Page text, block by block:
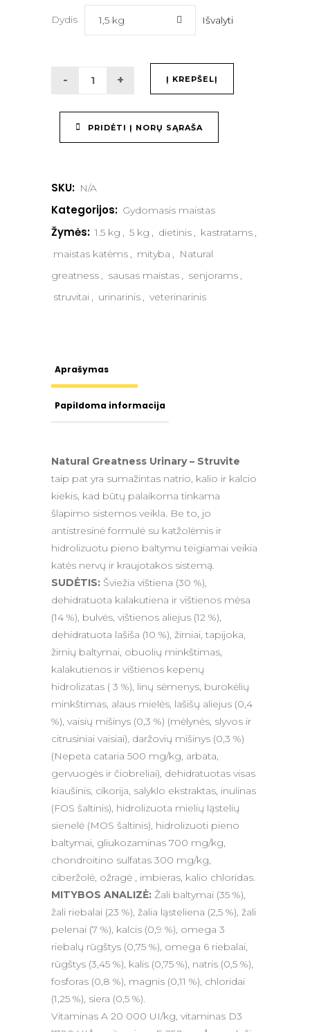
Dydis 1,5 kg Išvalyti
Į KREPŠELĮ
PRIDĖTI Į NORŲ SĄRAŠA
SKU: N/A
Kategorijos: Gydomasis maistas
Žymės: 1.5 kg , 5 kg , dietinis , kastratams ,
maistas katėms , mityba , Natural
greatness , sausas maistas , senjorams ,
struvitai , urinarinis , veterinarinis
Aprašymas
Papildoma informacija
Natural Greatness Urinary – Struvite
taip pat yra sumažintas natrio, kalio ir kalcio
kiekis, kad būtų palaikoma tinkama
šlapimo sistemos veikla. Be to, jo
antistresinė formulė su katžolėmis ir
hidrolizuotu pieno baltymu teigiamai veikia
katės nervų ir kraujotakos sistemą.
SUDĖTIS: Šviežia vištiena (30 %),
dehidratuota kalakutiena ir vištienos mėsa
(14 %), bulvės, vištienos aliejus (12 %),
dehidratuota lašiša (10 %), žirniai, tapijoka,
žirnių baltymai, obuolių minkštimas,
kalakutienos ir vištienos kepenų
hidrolizatas ( 3 %), linų sėmenys, burokėlių
minkštimas, alaus mielės, lašišų aliejus (0,4
%), vaisių mišinys (0,3 %) (mėlynės, slyvos ir
citrusiniai vaisiai), daržovių mišinys (0,3 %)
(Nepeta cataria 500 mg/kg, arbata,
gervuogės ir čiobreliai), dehidratuotas visas
kiaušinis, cikorija, salyklo ekstraktas, inulinas
(FOS šaltinis), hidrolizuota mielių ląstelių
sienelė (MOS šaltinis), hidrolizuoti pieno
baltymai, gliukozaminas 700 mg/kg,
chondroitino sulfatas 300 mg/kg,
ciberžolė, ožragė , imbieras, kalio chloridas.
MITYBOS ANALIZĖ: Žali baltymai (35 %),
žali riebalai (23 %), žalia ląsteliena (2,5 %), žali
pelenai (7 %), kalcis (0,9 %), omega 3
riebalų rūgštys (0,75 %), omega 6 riebalai,
rūgštys (3,45 %), kalis (0,75 %), natris (0,5 %),
fosforas (0,8 %), magnis (0,11 %), chloridai
(1,25 %), siera (0,5 %).
Vitaminas A 20 000 UI/kg, vitaminas D3